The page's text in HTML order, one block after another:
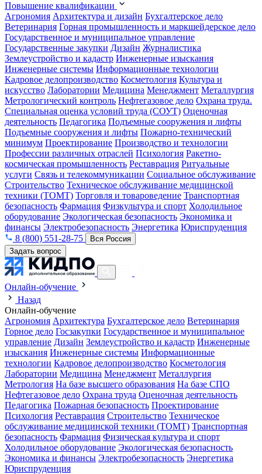
Повышение квалификации
Агрономия Архитектура и дизайн Бухгалтерское дело
Ветеринария Горная промышленность и маркшейдерское дело
Государственное и муниципальное управление
Государственные закупки Дизайн Журналистика
Землеустройство и кадастр Инженерные изыскания
Инженерные системы Информационные технологии
Кадровое делопроизводство Косметология Культура и
искусство Лаборатории Медицина Менеджмент Металлургия
Метрологический контроль Нефтегазовое дело Охрана труда.
Специальная оценка условий труда (СОУТ) Оценочная
деятельность Педагогика Подъемные сооружения и лифты
Подъемные сооружения и лифты Пожарно-технический
минимум Проектирование Производство и технологии
Профессии различных отраслей Психология Ракетно-
космическая промышленность Реставрация Ритуальные
услуги Связь и телекоммуникации Социальное обслуживание
Строительство Техническое обслуживание медицинской
техники (ТОМТ) Торговля и товароведение Транспортная
безопасность Фармация Физкультура и спорт Холодильное
оборудование Экологическая безопасность Экономика и
финансы Электробезопасность Энергетика Юриспруденция
8 (800) 551-28-75
Вся Россия
Задать вопрос
Онлайн-обучение
Назад
Онлайн-обучение
Агрономия Архитектура Бухгалтерское дело Ветеринария
Горное дело Госзакупки Государственное и муниципальное
управление Дизайн Землеустройство и кадастр Инженерные
изыскания Инженерные системы Информационные
технологии Кадровое делопроизводство Косметология
Лаборатории Медицина Менеджмент Металлургия
Метрология На базе высшего образования На базе СПО
Нефтегазовое дело Охрана труда Оценочная деятельность
Педагогика Пожарная безопасность Проектирование
Психология Реставрация Строительство Техническое
обслуживание медицинской техники (ТОМТ) Транспортная
безопасность Фармация Физическая культура и спорт
Холодильное оборудование Экологическая безопасность
Экономика и финансы Электробезопасность Энергетика
Юриспруденция